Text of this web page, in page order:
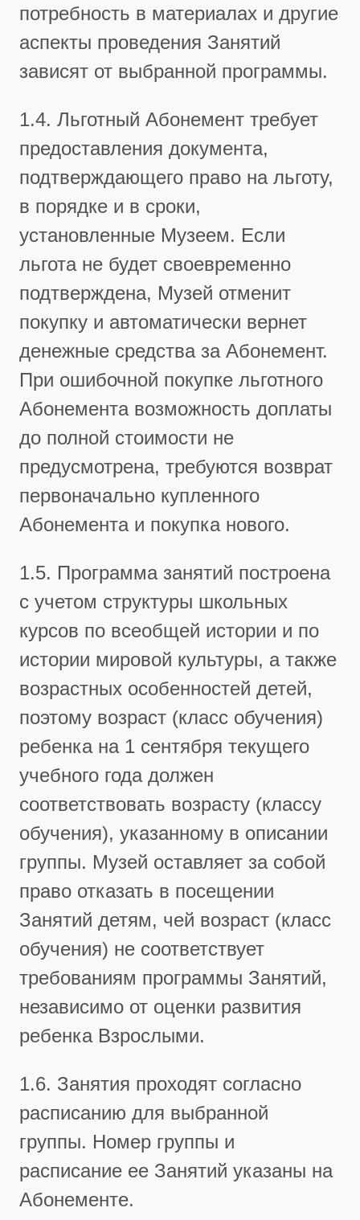
потребность в материалах и другие
аспекты проведения Занятий
зависят от выбранной программы.
1.4. Льготный Абонемент требует
предоставления документа,
подтверждающего право на льготу,
в порядке и в сроки,
установленные Музеем. Если
льгота не будет своевременно
подтверждена, Музей отменит
покупку и автоматически вернет
денежные средства за Абонемент.
При ошибочной покупке льготного
Абонемента возможность доплаты
до полной стоимости не
предусмотрена, требуются возврат
первоначально купленного
Абонемента и покупка нового.
1.5. Программа занятий построена
с учетом структуры школьных
курсов по всеобщей истории и по
истории мировой культуры, а также
возрастных особенностей детей,
поэтому возраст (класс обучения)
ребенка на 1 сентября текущего
учебного года должен
соответствовать возрасту (классу
обучения), указанному в описании
группы. Музей оставляет за собой
право отказать в посещении
Занятий детям, чей возраст (класс
обучения) не соответствует
требованиям программы Занятий,
независимо от оценки развития
ребенка Взрослыми.
1.6. Занятия проходят согласно
расписанию для выбранной
группы. Номер группы и
расписание ее Занятий указаны на
Абонементе.